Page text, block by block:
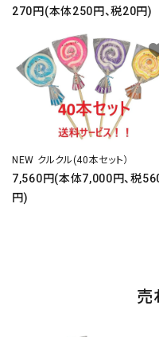
270円(本体250円、税20円)
NEW クルクル(40本セット）
7,560円(本体7,000円、税
円)
売